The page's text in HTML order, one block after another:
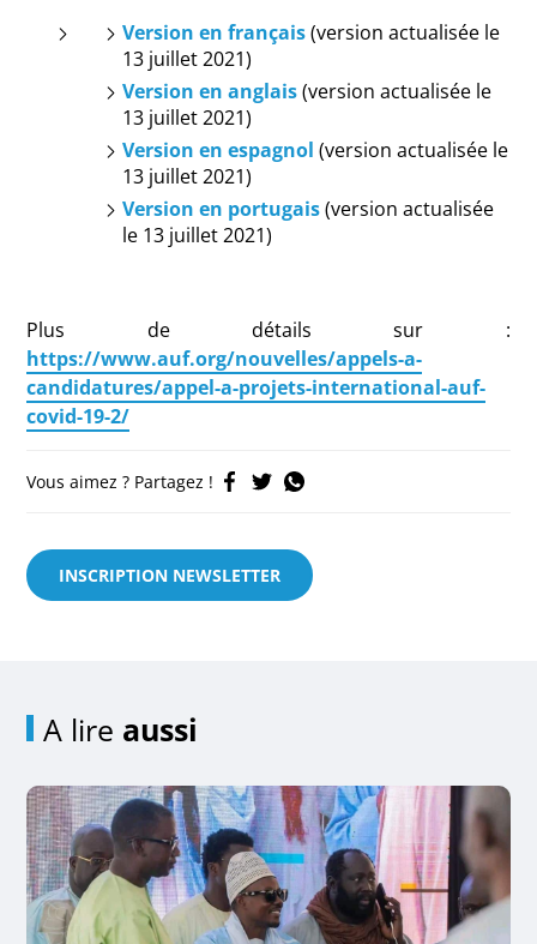
Version en français(version actualisée le
13 juillet 2021)
Version en anglais(version actualisée le
13 juillet 2021)
Version en espagnol (version actualisée le
13 juillet 2021)
Version en portugais (version actualisée
le 13 juillet 2021)
Plus de détails sur :
https://www.auf.org/nouvelles/appels-a-
candidatures/appel-a-projets-international-auf-
covid-19-2/
Vous aimez ? Partagez !
INSCRIPTION NEWSLETTER
A lire aussi